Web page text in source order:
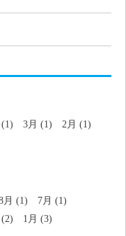
3月 (1)
2月 (1)
月 (1)
7月 (1)
1月 (3)